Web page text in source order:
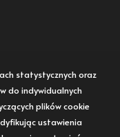
statystycznych oraz
do indywidualnych
plików cookie
ustawienia